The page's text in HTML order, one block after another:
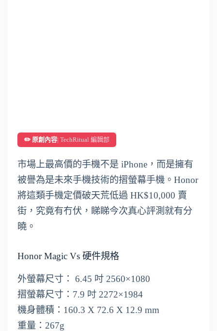
✏️ 原創內容| TechRitual 編輯部
市場上最高價的手機不是 iPhone，而是擁有
被譽為是未來手機技術的摺螢幕手機。Honor
將這類手機定價破天荒低過 HK$10,000 賣
街，究竟有冇伏，睇睇今次真心評測就有分
曉。
Honor Magic Vs 硬件規格
外螢幕尺寸： 6.45 吋 2560×1080
摺螢幕尺寸：7.9 吋 2272×1984
機身體積：160.3 X 72.6 X 12.9 mm
重量：267g